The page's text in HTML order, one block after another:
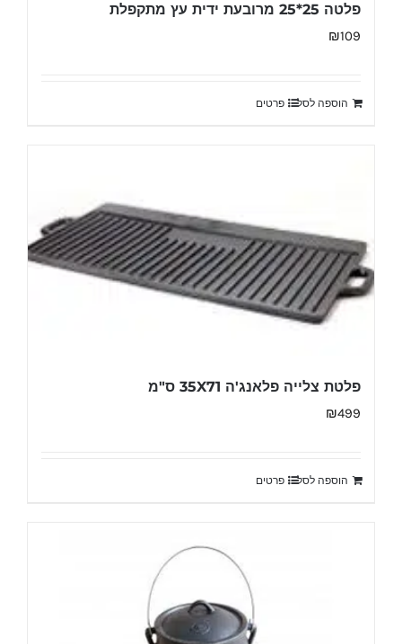
פלטה 25*25 מרובעת ידית עץ מתקפלת
₪109
הוספה לסל פרטים
פלטת צלייה פלאנג'ה 35X71 ס"מ
₪499
הוספה לסל פרטים